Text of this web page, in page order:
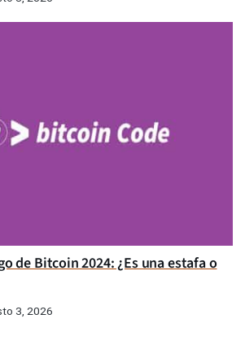
de Bitcoin 2024: ¿Es una estafa o
3, 2026